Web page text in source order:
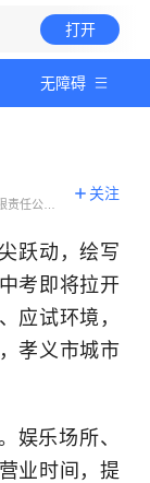
打开
无障碍
责任公司
关注
跃动，绘写
考即将拉开
应试环境，
孝义市城市
娱乐场所、
业时间，提